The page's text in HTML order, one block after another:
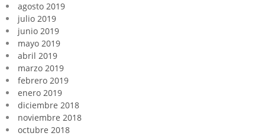
agosto 2019
julio 2019
junio 2019
mayo 2019
abril 2019
marzo 2019
febrero 2019
enero 2019
diciembre 2018
noviembre 2018
octubre 2018